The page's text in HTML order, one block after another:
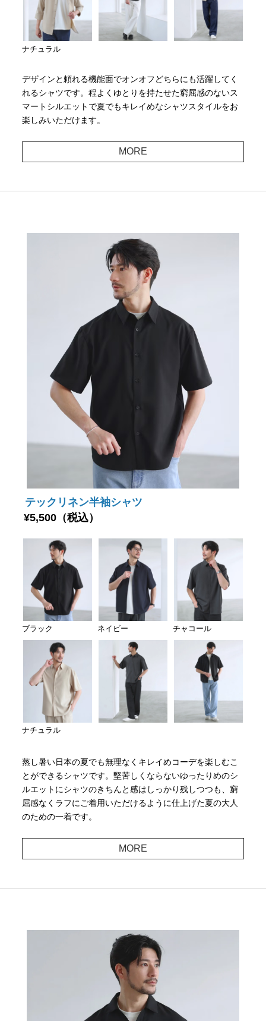
ナチュラル
デザインと頼れる機能面でオンオフどちらにも活躍してく
れるシャツです。程よくゆとりを持たせた窮屈感のないス
マートシルエットで夏でもキレイめなシャツスタイルをお
楽しみいただけます。
MORE
テックリネン半袖シャツ
¥5,500（税込）
ブラック ネイビー チャコール
ナチュラル
蒸し暑い日本の夏でも無理なくキレイめコーデを楽しむこ
とができるシャツです。堅苦しくならないゆったりめのシ
ルエットにシャツのきちんと感はしっかり残しつつも、窮
屈感なくラフにご着用いただけるように仕上げた夏の大人
のための一着です。
MORE